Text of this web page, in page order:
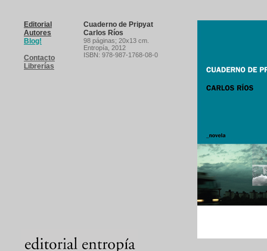
Editorial
Autores
Blog!
Contacto
Librerías
Cuaderno de Pripyat
Carlos Ríos
98 páginas; 20x13 cm.
Entropía, 2012
ISBN: 978-987-1768-08-0